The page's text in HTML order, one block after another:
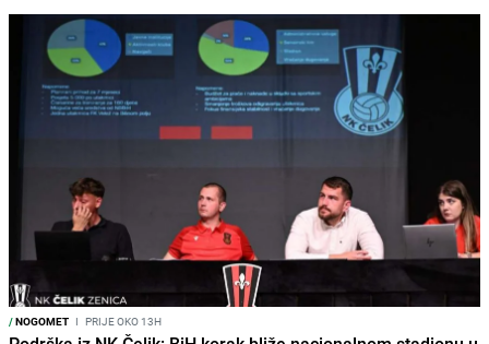
/NOGOMET I PRIJE OKO 13H